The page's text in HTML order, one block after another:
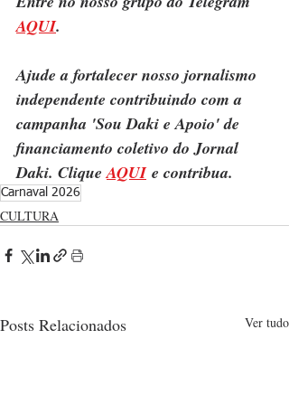
AQUI.
Ajude a fortalecer nosso jornalismo
independente contribuindo com a
campanha 'Sou Daki e Apoio' de
financiamento coletivo do Jornal
Daki. Clique AQUI e contribua.
Carnaval 2026
CULTURA
Posts Relacionados Ver tudo